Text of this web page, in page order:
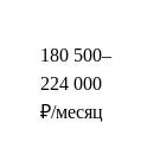
180 500–
224 000
₽/месяц